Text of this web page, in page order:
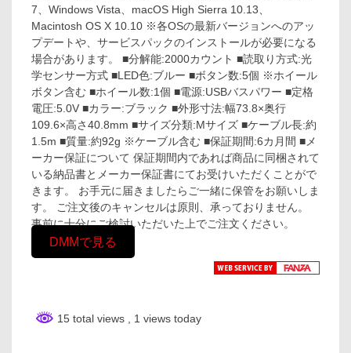
7、Windows Vista、macOS High Sierra 10.13、
Macintosh OS X 10.10 ※各OSの最新バージョンへのアッ
プデートや、サービスパックのインストールが必要になる
場合があります。 ■分解能:2000カウント ■読取り方式:光
学センサー方式 ■LED色:ブルー ■ボタン数:5個 ※ホイール
ボタン含む ■ホイール数:1個 ■電源:USBバスパワー ■定格
電圧:5.0V ■カラー:ブラック ■外形寸法:幅73.8×奥行
109.6×高さ40.8mm ■サイズ分類:Mサイズ ■ケーブル長:約
1.5m ■質量:約92g ※ケーブル含む ■保証期間:6カ月間 ■メ
ーカー保証について 保証期間内であれば商品に同梱されて
いる納品書とメーカー保証書にてお受けいただくことがで
きます。 お手元に届きましたらご一緒に保管をお願いしま
す。 ご注文後のキャンセルは原則、承っておりません。
事前に十分にご検討いただいた上でご注文ください。
DMMで見る
15 total views , 1 views today